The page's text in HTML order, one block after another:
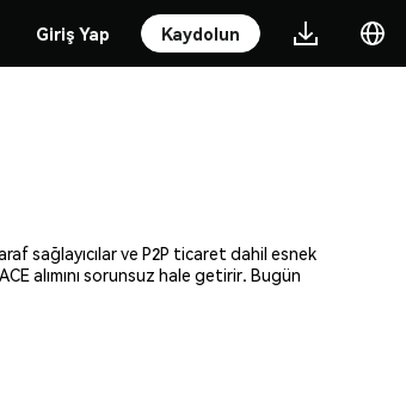
Giriş Yap Kaydolun
sağlayıcılar ve P2P ticaret dahil esnek
alımını sorunsuz hale getirir. Bugün